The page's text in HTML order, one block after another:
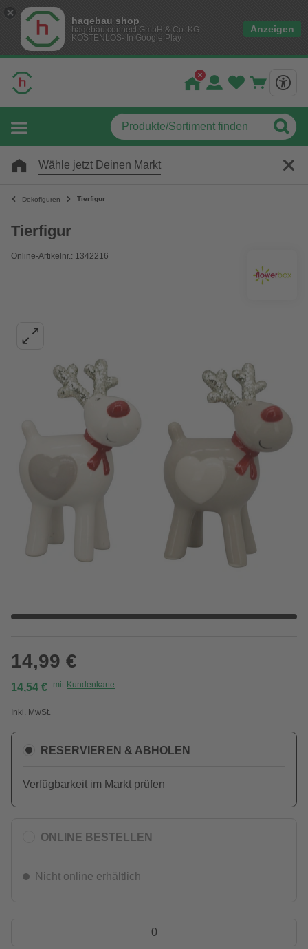
hagebau shop
hagebau connect GmbH & Co. KG
KOSTENLOS- In Google Play
Anzeigen
Wähle jetzt Deinen Markt
Dekofiguren Tierfigur
Tierfigur
Online-Artikelnr.: 1342216
14,99 €
14,54 € mit Kundenkarte
Inkl. MwSt.
RESERVIEREN & ABHOLEN
Verfügbarkeit im Markt prüfen
ONLINE BESTELLEN
Nicht online erhältlich